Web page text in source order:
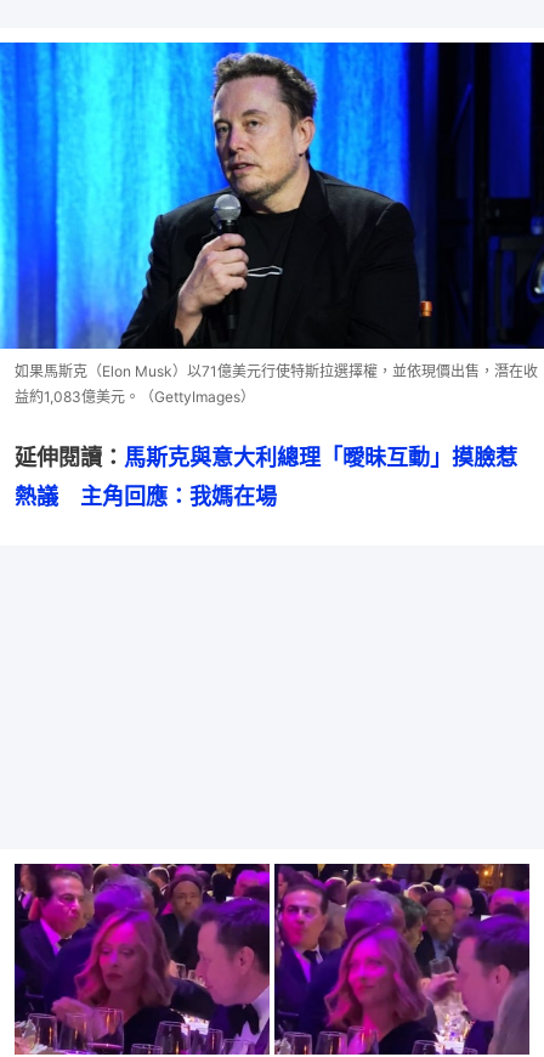
如果馬斯克（Elon Musk）以71億美元行使特斯拉選擇權，並依現價出售，潛在收
益約1,083億美元。（GettyImages）
延伸閱讀： 馬斯克與意大利總理「曖昧互動」摸臉惹
熱議　主角回應：我媽在場